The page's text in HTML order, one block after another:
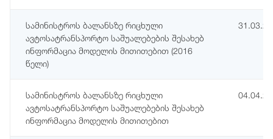
სამინისტროს ბალანსზე რიცხული
ავტოსატრანსპორტო საშუალებების შესახებ
ინფორმაცია მოდელის მითითებით (2016
წელი)
სამინისტროს ბალანსზე რიცხული
ავტოსატრანსპორტო საშუალებების შესახებ
ინფორმაცია მოდელის მითითებით